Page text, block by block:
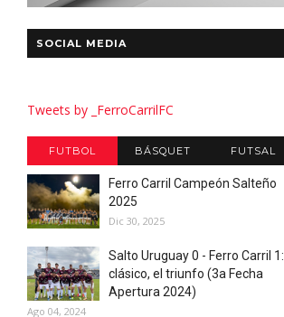
SOCIAL MEDIA
Tweets by _FerroCarrilFC
FUTBOL BÁSQUET FUTSAL
Ferro Carril Campeón Salteño
2025
Dic 30, 2025
Salto Uruguay 0 - Ferro Carril 1:
clásico, el triunfo (3a Fecha
Apertura 2024)
Ago 04, 2024